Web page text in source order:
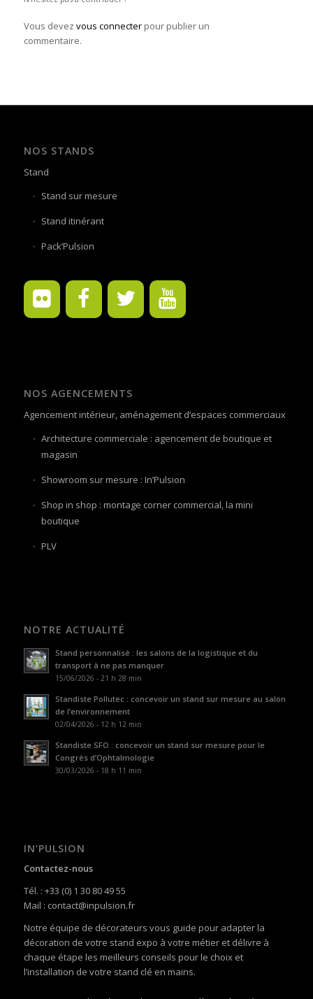
Vous devez vous connecterpour publier un
commentaire.
NOS STANDS
Stand
Stand sur mesure
Stand itinérant
Pack’Pulsion
NOS AGENCEMENTS
Agencement intérieur, aménagement d’espaces commerciaux
Architecture commerciale : agencement de boutique et
magasin
Showroom sur mesure : In’Pulsion
Shop in shop : montage corner commercial, la mini
boutique
PLV
NOTRE ACTUALITÉ
Stand personnalisé : les salons de la logistique et du
transport à ne pas manquer
15/06/2026 - 21 h 28 min
Standiste Pollutec : concevoir un stand sur mesure au salon
de l’environnement
02/04/2026 - 12 h 12 min
Standiste SFO : concevoir un stand sur mesure pour le
Congrès d’Ophtalmologie
30/03/2026 - 18 h 11 min
IN’PULSION
Contactez-nous
Tél. : +33 (0) 1 30 80 49 55
Mail : contact@inpulsion.fr
Notre équipe de décorateurs vous guide pour adapter la
décoration de votre stand expo à votre métier et délivre à
chaque étape les meilleurs conseils pour le choix et
l’installation de votre stand clé en mains.